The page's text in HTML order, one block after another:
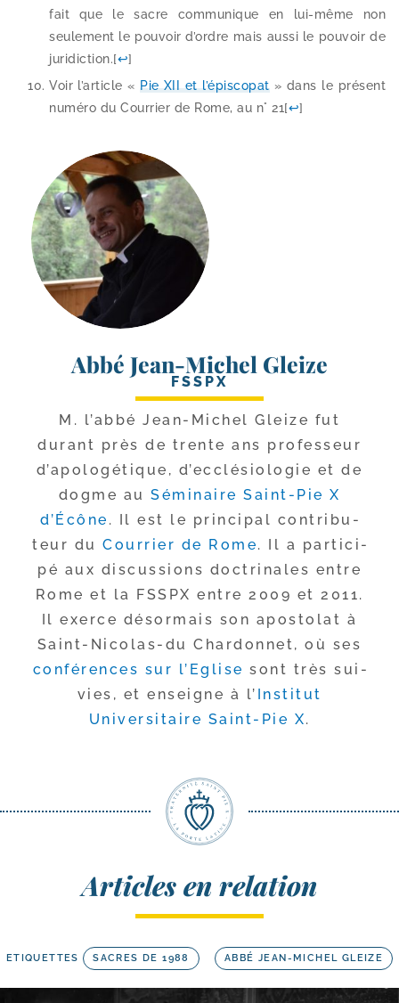
fait que le sacre com­mu­nique en lui-​même non
seule­ment le pou­voir d’ordre mais aus­si le pou­voir de
juri­dic­tion.[↩]
Voir l’article «Pie XII et l’épiscopat» dans le pré­sent
numé­ro du Courrier de Rome, au n° 21[↩]
Abbé Jean-Michel Gleize
FSSPX
M. l’ab­bé Jean-​Michel Gleize fut
durant près de trente ans pro­fes­seur
d’a­po­lo­gé­tique, d’ec­clé­sio­lo­gie et de
dogme au Séminaire Saint-​Pie X
d’Écône . Il est le prin­ci­pal contri­bu­
teur du Courrier de Rome. Il a par­ti­ci­
pé aux dis­cus­sions doc­tri­nales entre
Rome et la FSSPX entre 2009 et 2011.
Il exerce désor­mais son apos­to­lat à
Saint-​Nicolas-​du Chardonnet, où ses
confé­rences sur l’Eglise sont très sui­
vies, et enseigne à l’ Institut
Universitaire Saint-​Pie X.
Articles en relation
ETIQUETTES SACRES DE 1988 ABBÉ JEAN-MICHEL GLEIZE